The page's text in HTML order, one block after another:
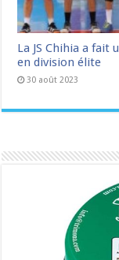
La JS Chihia a
en division élite
30 août 2023